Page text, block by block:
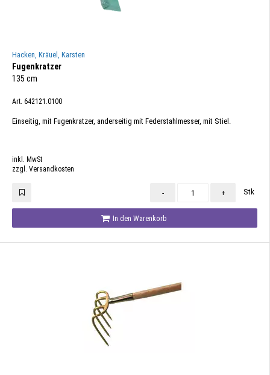
Hacken, Kräuel, Karsten
Fugenkratzer
135 cm
Art. 642121.0100
Einseitig, mit Fugenkratzer, anderseitig mit Federstahlmesser, mit Stiel.
inkl. MwSt
zzgl. Versandkosten
- + Stk
In den Warenkorb